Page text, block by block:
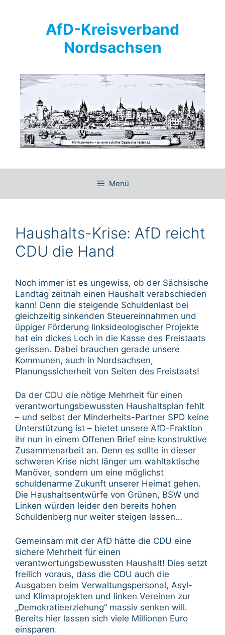
AfD-Kreisverband
Nordsachsen
Menü
Haushalts-Krise: AfD reicht
CDU die Hand
Noch immer ist es ungewiss, ob der Sächsische
Landtag zeitnah einen Haushalt verabschieden
kann! Denn die steigende Schuldenlast bei
gleichzeitig sinkenden Steuereinnahmen und
üppiger Förderung linksideologischer Projekte
hat ein dickes Loch in die Kasse des Freistaats
gerissen. Dabei brauchen gerade unsere
Kommunen, auch in Nordsachsen,
Planungssicherheit von Seiten des Freistaats!
Da der CDU die nötige Mehrheit für einen
verantwortungsbewussten Haushaltsplan fehlt
– und selbst der Minderheits-Partner SPD keine
Unterstützung ist – bietet unsere AfD-Fraktion
ihr nun in einem Offenen Brief eine konstruktive
Zusammenarbeit an. Denn es sollte in dieser
schweren Krise nicht länger um wahltaktische
Manöver, sondern um eine möglichst
schuldenarme Zukunft unserer Heimat gehen.
Die Haushaltsentwürfe von Grünen, BSW und
Linken würden leider den bereits hohen
Schuldenberg nur weiter steigen lassen…
Gemeinsam mit der AfD hätte die CDU eine
sichere Mehrheit für einen
verantwortungsbewussten Haushalt! Dies setzt
freilich voraus, dass die CDU auch die
Ausgaben beim Verwaltungspersonal, Asyl-
und Klimaprojekten und linken Vereinen zur
„Demokratieerziehung“ massiv senken will.
Bereits hier lassen sich viele Millionen Euro
einsparen.